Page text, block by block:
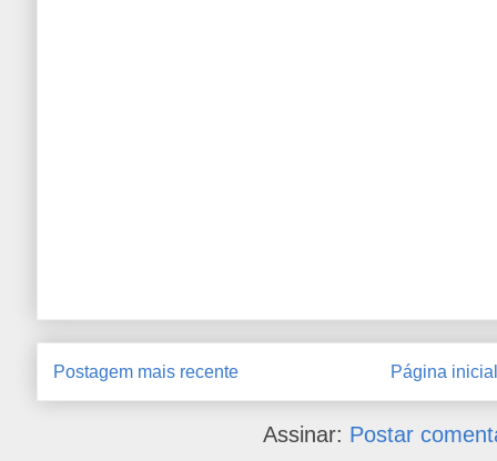
Postagem mais recente Página inicial
Assinar: Postar